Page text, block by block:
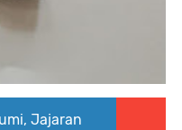
Jajaran